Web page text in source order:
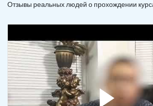
Отзывы реальных людей о прохождении